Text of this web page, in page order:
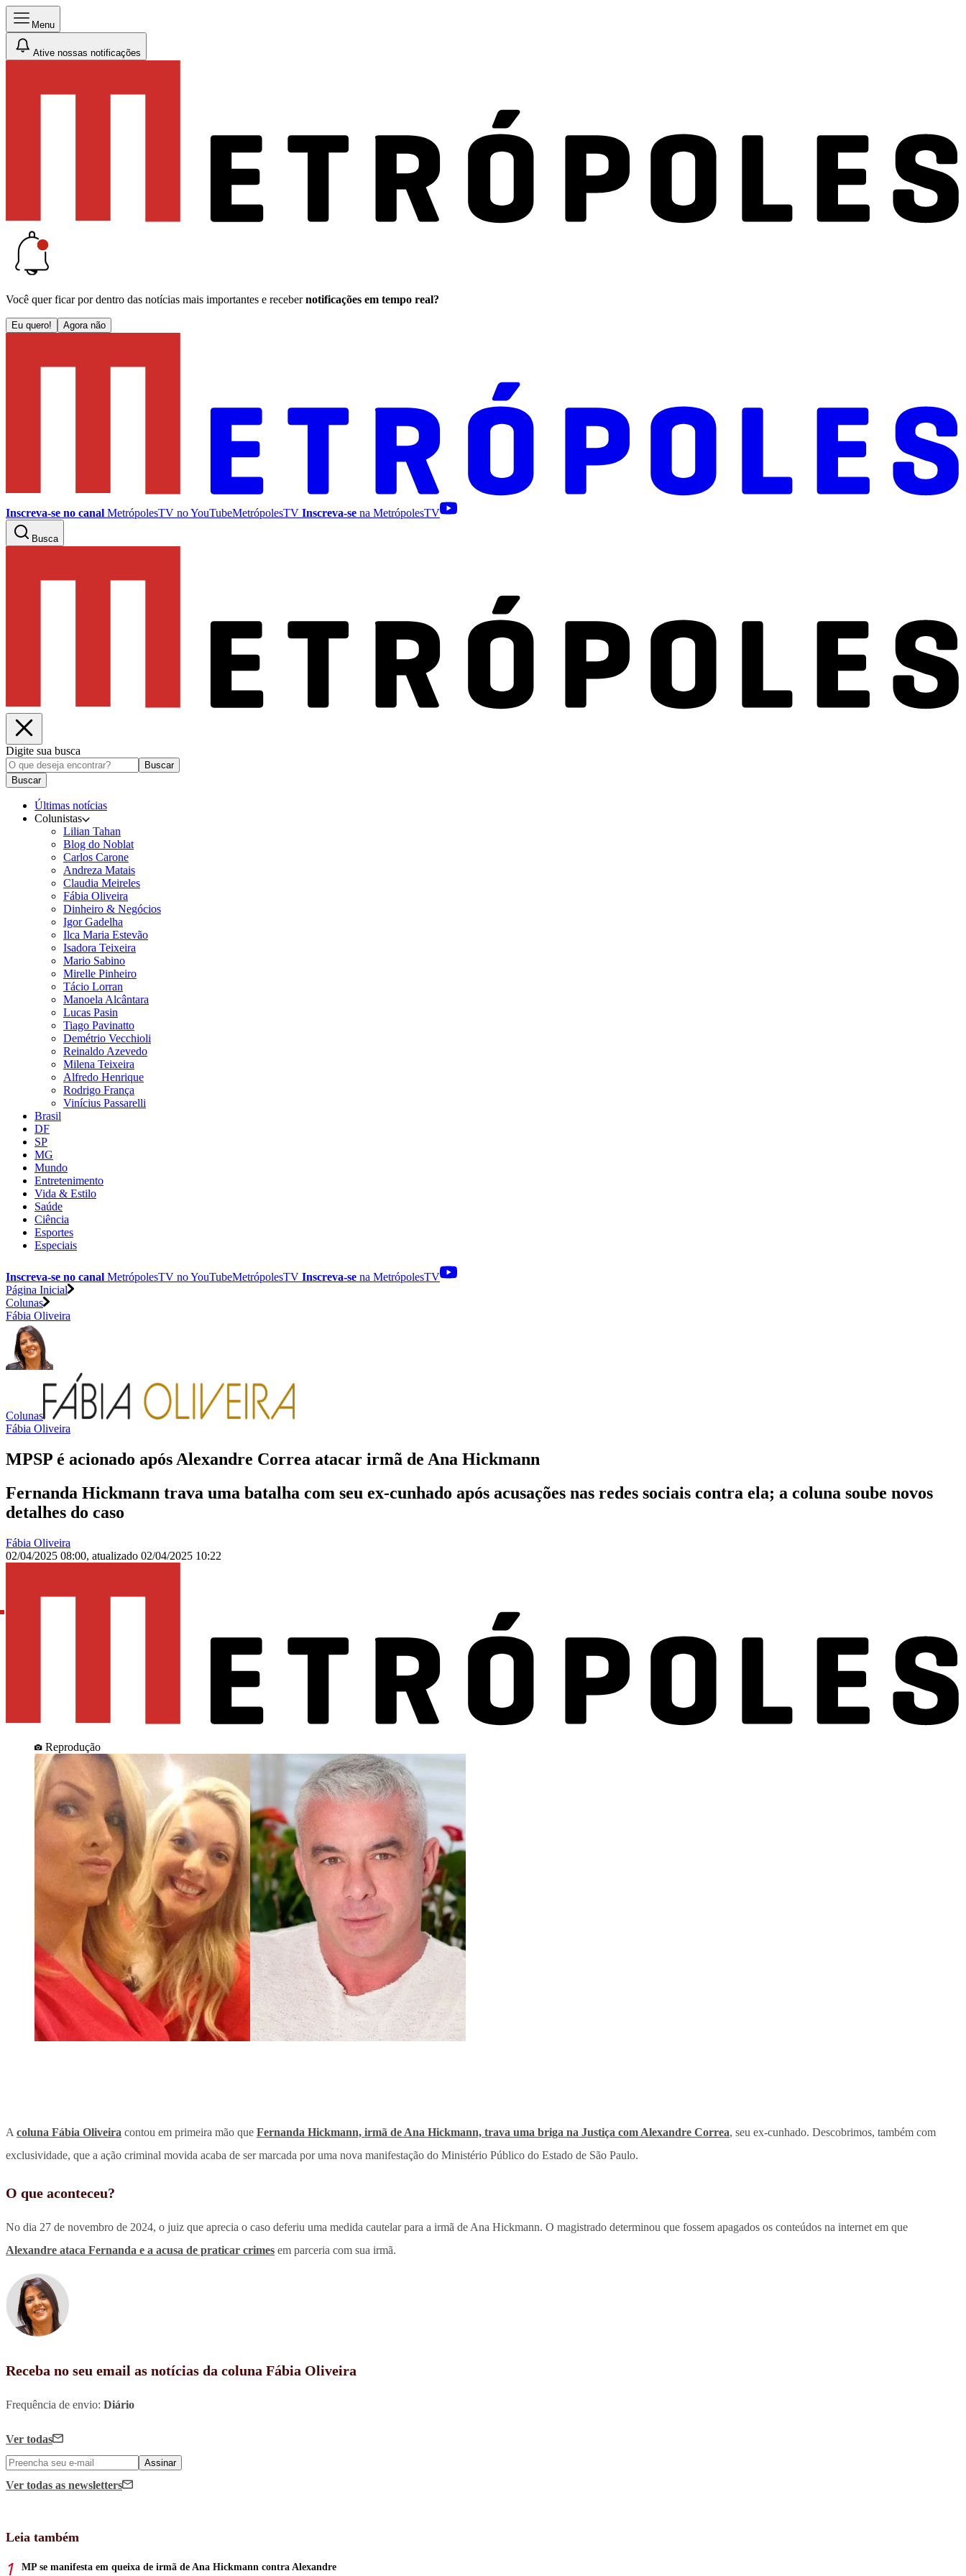
Menu
Ative nossas notificações
Você quer ficar por dentro das notícias mais importantes e receber notificações em tempo real?
Eu quero! Agora não
Inscreva-se no canal MetrópolesTV noYouTubeMetrópolesTV Inscreva-se na MetrópolesTV
Busca
Digite sua busca
Buscar
Buscar
Últimas notícias
Colunistas
Lilian Tahan
Blog do Noblat
Carlos Carone
Andreza Matais
Claudia Meireles
Fábia Oliveira
Dinheiro & Negócios
Igor Gadelha
Ilca Maria Estevão
Isadora Teixeira
Mario Sabino
Mirelle Pinheiro
Tácio Lorran
Manoela Alcântara
Lucas Pasin
Tiago Pavinatto
Demétrio Vecchioli
Reinaldo Azevedo
Milena Teixeira
Alfredo Henrique
Rodrigo França
Vinícius Passarelli
Brasil
DF
SP
MG
Mundo
Entretenimento
Vida & Estilo
Saúde
Ciência
Esportes
Especiais
Inscreva-se no canal MetrópolesTV noYouTubeMetrópolesTV Inscreva-se na MetrópolesTV
Página Inicial
Colunas
Fábia Oliveira
Colunas
Fábia Oliveira
MPSP é acionado após Alexandre Correa atacar irmã de Ana Hickmann
Fernanda Hickmann trava uma batalha com seu ex-cunhado após acusações nas redes sociais contra ela; a coluna soube novos
detalhes do caso
Fábia Oliveira
02/04/2025 08:00, atualizado 02/04/2025 10:22
Reprodução
A coluna Fábia Oliveira contou em primeira mão que Fernanda Hickmann, irmã de Ana Hickmann, trava uma briga na Justiça com Alexandre Correa, seu ex-cunhado. Descobrimos, também com
exclusividade, que a ação criminal movida acaba de ser marcada por uma nova manifestação do Ministério Público do Estado de São Paulo.
O que aconteceu?
No dia 27 de novembro de 2024, o juiz que aprecia o caso deferiu uma medida cautelar para a irmã de Ana Hickmann. O magistrado determinou que fossem apagados os conteúdos na internet em que
Alexandre ataca Fernanda e a acusa de praticar crimes em parceria com sua irmã.
Receba no seu email as notícias da coluna Fábia Oliveira
Frequência de envio: Diário
Ver todas
Assinar
Ver todas as newsletters
Leia também
MP se manifesta em queixa de irmã de Ana Hickmann contra Alexandre